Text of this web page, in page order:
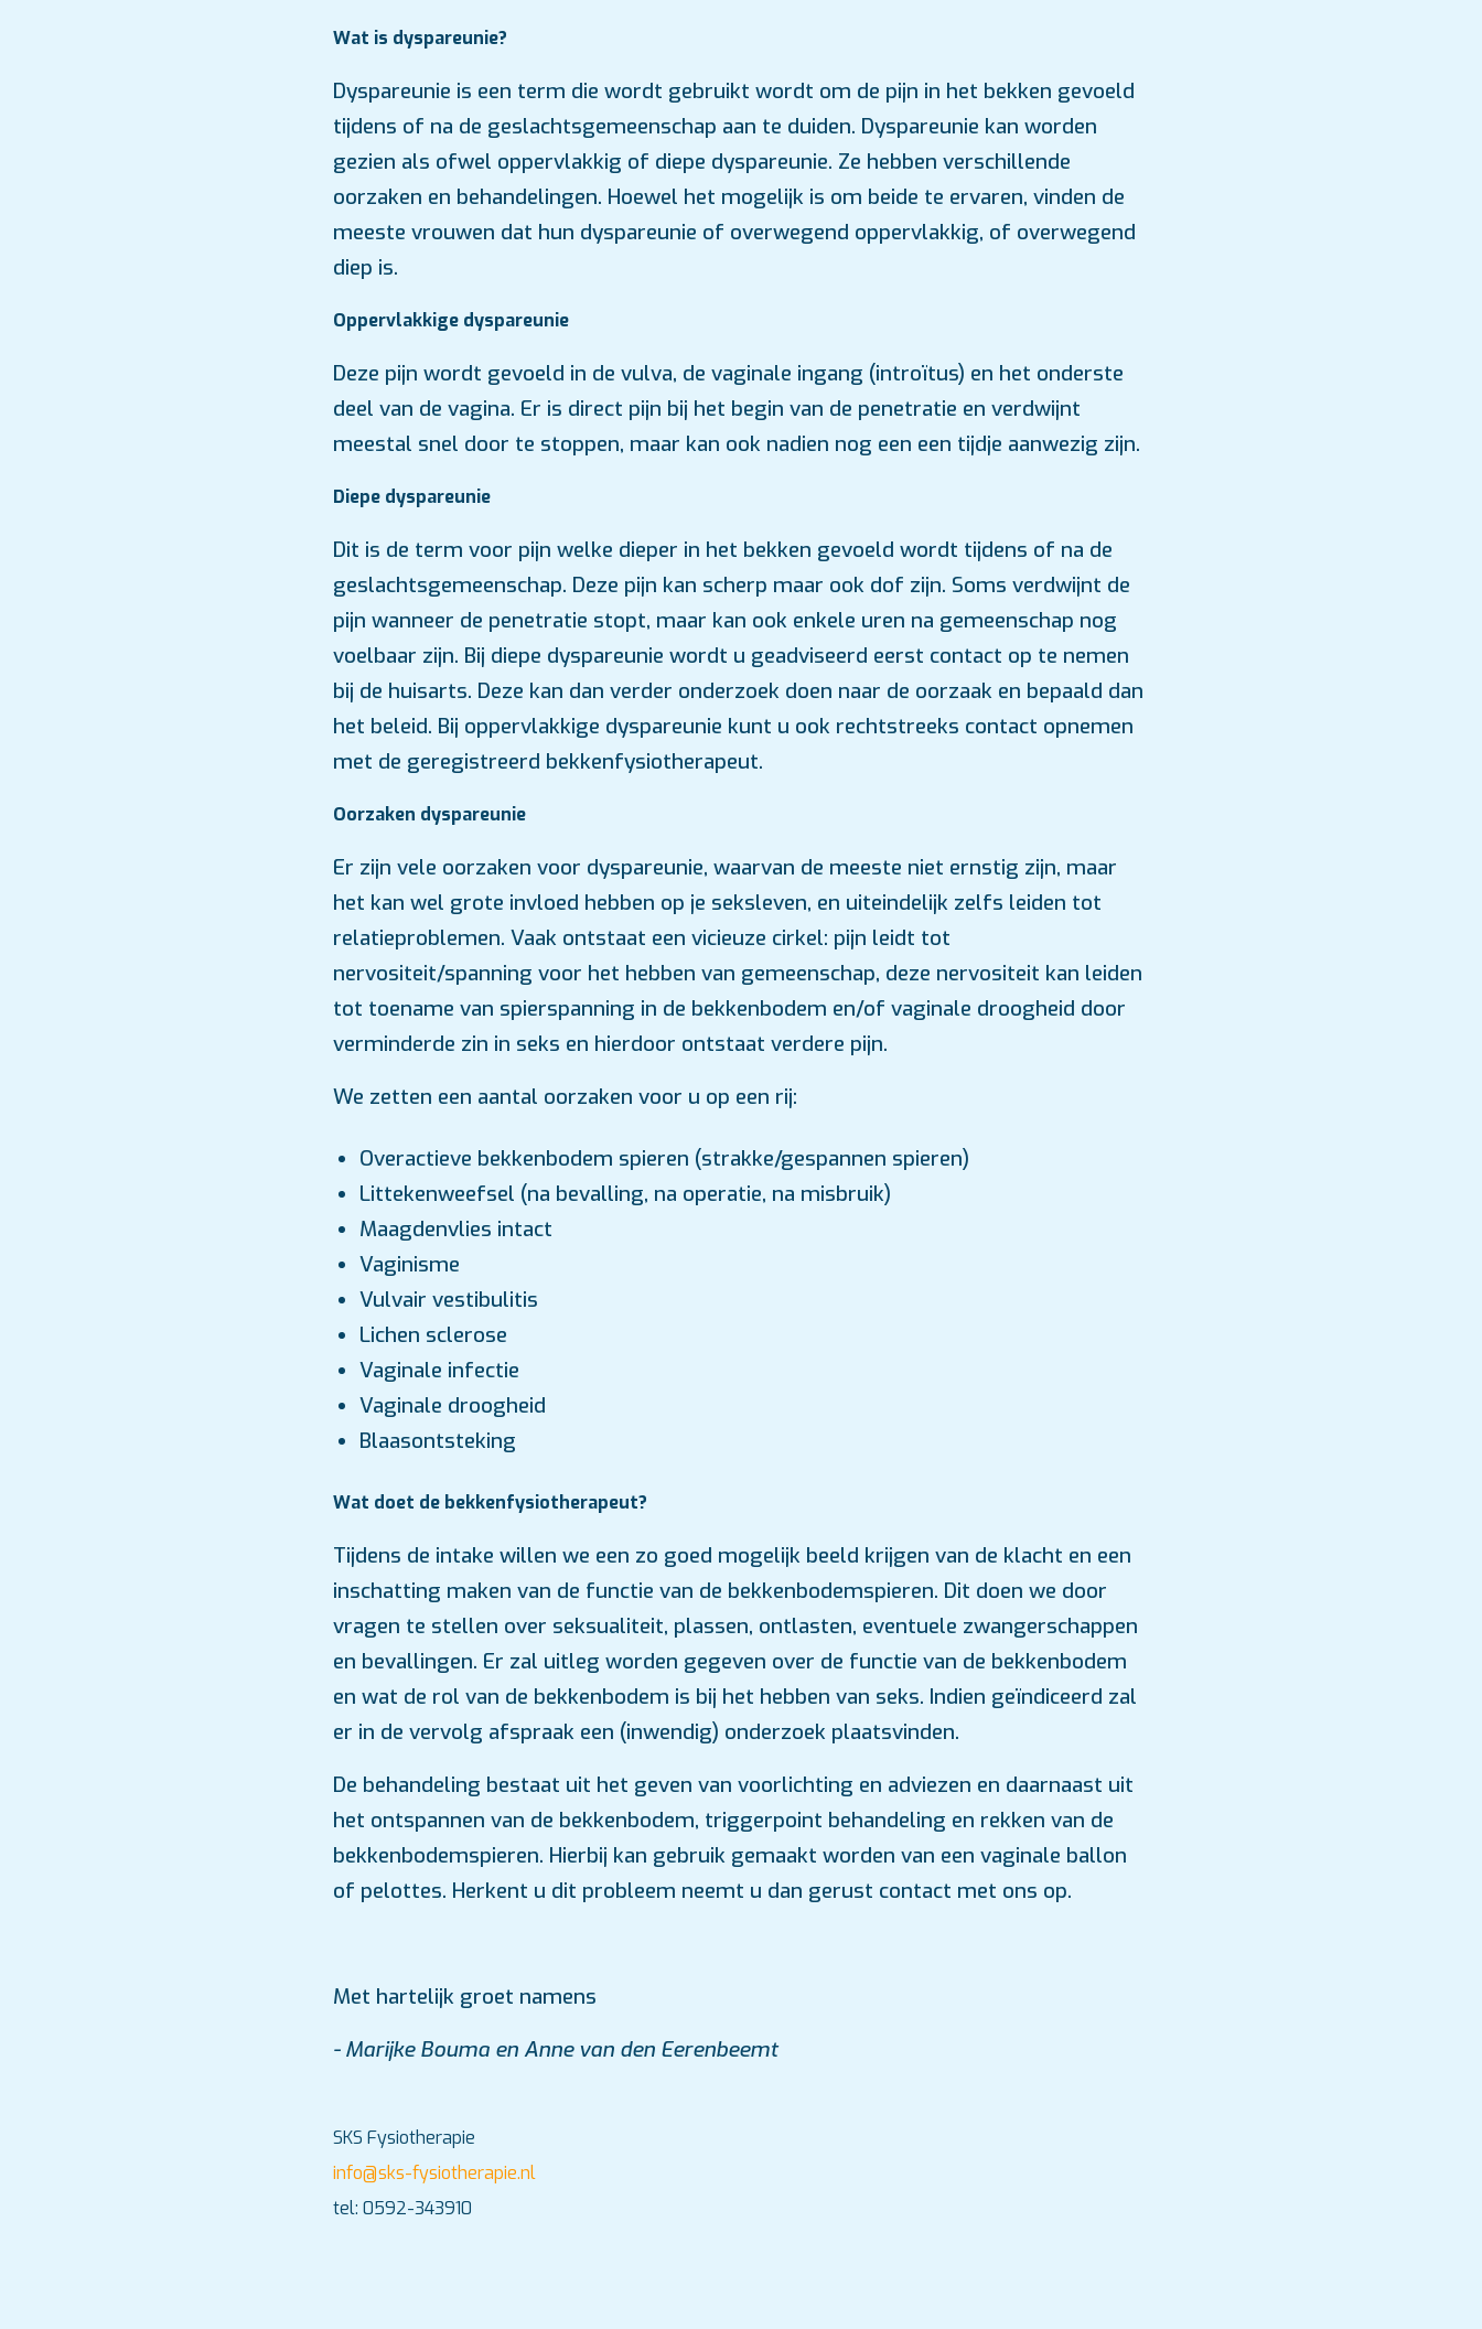
Wat is dyspareunie?
Dyspareunie is een term die wordt gebruikt wordt om de pijn in het bekken gevoeld
tijdens of na de geslachtsgemeenschap aan te duiden. Dyspareunie kan worden
gezien als ofwel oppervlakkig of diepe dyspareunie. Ze hebben verschillende
oorzaken en behandelingen. Hoewel het mogelijk is om beide te ervaren, vinden de
meeste vrouwen dat hun dyspareunie of overwegend oppervlakkig, of overwegend
diep is.
Oppervlakkige dyspareunie
Deze pijn wordt gevoeld in de vulva, de vaginale ingang (introïtus) en het onderste
deel van de vagina. Er is direct pijn bij het begin van de penetratie en verdwijnt
meestal snel door te stoppen, maar kan ook nadien nog een een tijdje aanwezig zijn.
Diepe dyspareunie
Dit is de term voor pijn welke dieper in het bekken gevoeld wordt tijdens of na de
geslachtsgemeenschap. Deze pijn kan scherp maar ook dof zijn. Soms verdwijnt de
pijn wanneer de penetratie stopt, maar kan ook enkele uren na gemeenschap nog
voelbaar zijn. Bij diepe dyspareunie wordt u geadviseerd eerst contact op te nemen
bij de huisarts. Deze kan dan verder onderzoek doen naar de oorzaak en bepaald dan
het beleid. Bij oppervlakkige dyspareunie kunt u ook rechtstreeks contact opnemen
met de geregistreerd bekkenfysiotherapeut.
Oorzaken dyspareunie
Er zijn vele oorzaken voor dyspareunie, waarvan de meeste niet ernstig zijn, maar
het kan wel grote invloed hebben op je seksleven, en uiteindelijk zelfs leiden tot
relatieproblemen. Vaak ontstaat een vicieuze cirkel: pijn leidt tot
nervositeit/spanning voor het hebben van gemeenschap, deze nervositeit kan leiden
tot toename van spierspanning in de bekkenbodem en/of vaginale droogheid door
verminderde zin in seks en hierdoor ontstaat verdere pijn.
We zetten een aantal oorzaken voor u op een rij:
Overactieve bekkenbodem spieren (strakke/gespannen spieren)
Littekenweefsel (na bevalling, na operatie, na misbruik)
Maagdenvlies intact
Vaginisme
Vulvair vestibulitis
Lichen sclerose
Vaginale infectie
Vaginale droogheid
Blaasontsteking
Wat doet de bekkenfysiotherapeut?
Tijdens de intake willen we een zo goed mogelijk beeld krijgen van de klacht en een
inschatting maken van de functie van de bekkenbodemspieren. Dit doen we door
vragen te stellen over seksualiteit, plassen, ontlasten, eventuele zwangerschappen
en bevallingen. Er zal uitleg worden gegeven over de functie van de bekkenbodem
en wat de rol van de bekkenbodem is bij het hebben van seks. Indien geïndiceerd zal
er in de vervolg afspraak een (inwendig) onderzoek plaatsvinden.
De behandeling bestaat uit het geven van voorlichting en adviezen en daarnaast uit
het ontspannen van de bekkenbodem, triggerpoint behandeling en rekken van de
bekkenbodemspieren. Hierbij kan gebruik gemaakt worden van een vaginale ballon
of pelottes. Herkent u dit probleem neemt u dan gerust contact met ons op.
Met hartelijk groet namens
- Marijke Bouma en Anne van den Eerenbeemt
SKS Fysiotherapie
info@sks-fysiotherapie.nl
tel: 0592-343910